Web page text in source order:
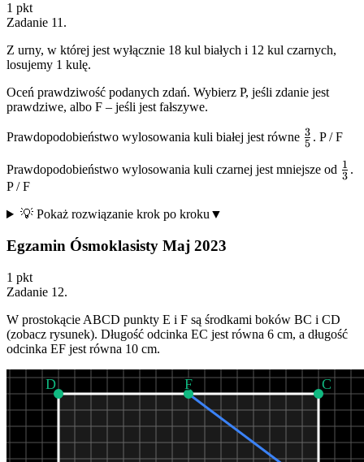
1 pkt
Zadanie 11 .
Z urny, w której jest wyłącznie 18 kul białych i 12 kul czarnych,
losujemy 1 kulę.
Oceń prawdziwość podanych zdań. Wybierz P, jeśli zdanie jest
prawdziwe, albo F – jeśli jest fałszywe.
Prawdopodobieństwo wylosowania kuli białej jest równe \frac{3}
5
3 . P/F
Prawdopodobieństwo wylosowania kuli czarnej jest mniejsze od 3
1 .
P/F
💡 Pokaż rozwiązanie krok po kroku ▼
Egzamin Ósmoklasisty Maj 2023
1 pkt
Zadanie 12.
W prostokącie ABCD punkty E i F są środkami boków BC i CD
(zobacz rysunek). Długość odcinka EC jest równa 6 cm, a długość
odcinka EF jest równa 10 cm.
C
D F